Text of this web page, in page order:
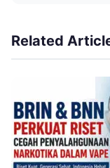
Related